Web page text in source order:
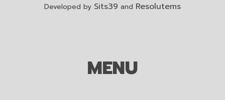
Developed by Sits39 and Resolutems
MENU